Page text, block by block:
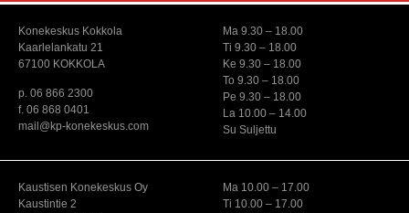
Konekeskus Kokkola
Kaarlelankatu 21
67100 KOKKOLA
p. 06 866 2300
f. 06 868 0401
mail@kp-konekeskus.com
Ma 9.30 – 18.00
Ti 9.30 – 18.00
Ke 9.30 – 18.00
To 9.30 – 18.00
Pe 9.30 – 18.00
La 10.00 – 14.00
Su Suljettu
Kaustisen Konekeskus Oy
Kaustintie 2
Ma 10.00 – 17.00
Ti 10.00 – 17.00